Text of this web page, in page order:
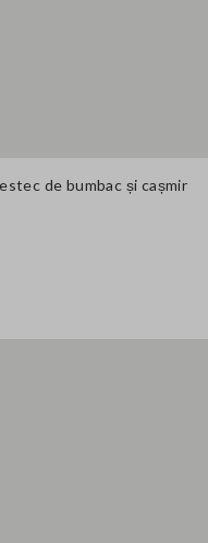
de bumbac și cașmir